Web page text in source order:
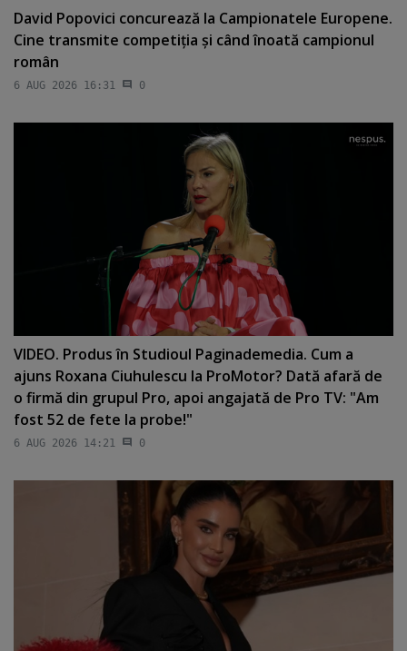
David Popovici concurează la Campionatele Europene.
Cine transmite competiţia şi când înoată campionul
român
6 AUG 2026 16:31 0
VIDEO. Produs în Studioul Paginademedia. Cum a
ajuns Roxana Ciuhulescu la ProMotor? Dată afară de
o firmă din grupul Pro, apoi angajată de Pro TV: "Am
fost 52 de fete la probe!"
6 AUG 2026 14:21 0